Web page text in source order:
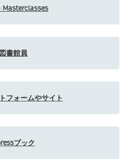
Masterclasses
図書館員
フォームやサイト
ブック